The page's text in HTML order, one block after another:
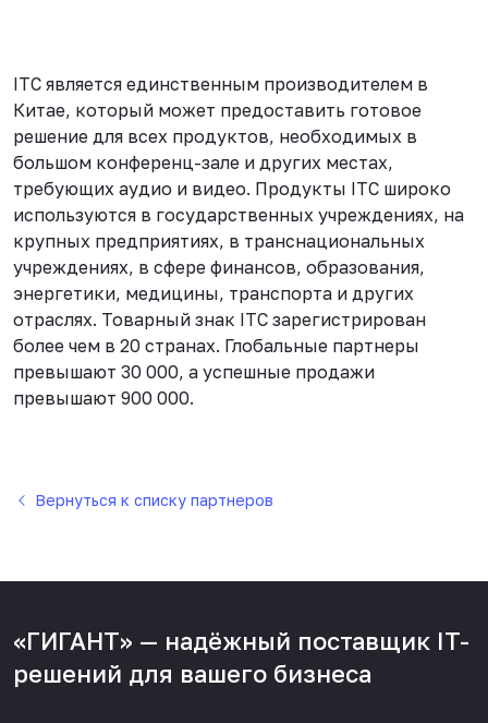
ITC является единственным производителем в
Китае, который может предоставить готовое
решение для всех продуктов, необходимых в
большом конференц-зале и других местах,
требующих аудио и видео. Продукты ITC широко
используются в государственных учреждениях, на
крупных предприятиях, в транснациональных
учреждениях, в сфере финансов, образования,
энергетики, медицины, транспорта и других
отраслях. Товарный знак ITC зарегистрирован
более чем в 20 странах. Глобальные партнеры
превышают 30 000, а успешные продажи
превышают 900 000.
Вернуться к списку партнеров
«ГИГАНТ» — надёжный поставщик IT-
решений для вашего бизнеса